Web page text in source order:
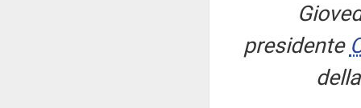
presidente